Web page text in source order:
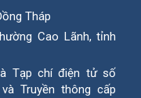
Tháp
Cao Lãnh, tỉnh
Tạp chí điện tử số
Truyền thông cấp